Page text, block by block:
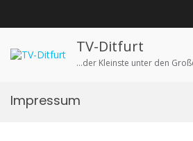
springen
TV-Ditfurt
…der Kleinste unter den
Impressum